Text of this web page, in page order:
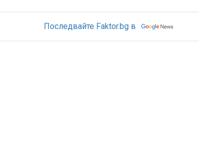
Последвайте Faktor.bg в